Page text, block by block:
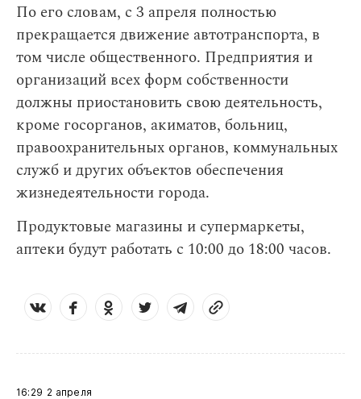
По его словам, с 3 апреля полностью
прекращается движение автотранспорта, в
том числе общественного. Предприятия и
организаций всех форм собственности
должны приостановить свою деятельность,
кроме госорганов, акиматов, больниц,
правоохранительных органов, коммунальных
служб и других объектов обеспечения
жизнедеятельности города.
Продуктовые магазины и супермаркеты,
аптеки будут работать с 10:00 до 18:00 часов.
16:29 2 апреля